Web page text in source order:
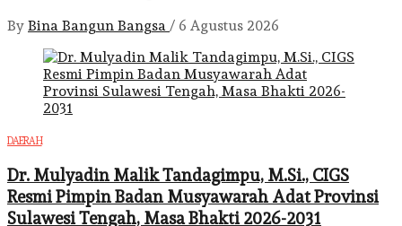
By Bina Bangun Bangsa / 6 Agustus 2026
DAERAH
Dr. Mulyadin Malik Tandagimpu, M.Si., CIGS
Resmi Pimpin Badan Musyawarah Adat Provinsi
Sulawesi Tengah, Masa Bhakti 2026-2031